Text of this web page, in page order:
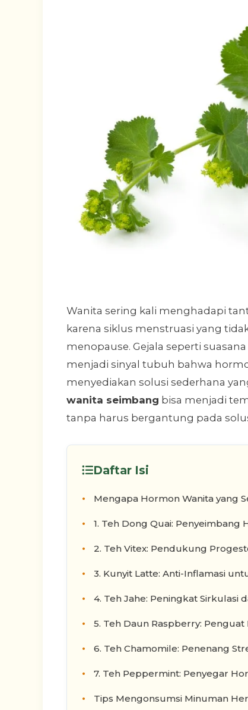
Wanita sering kali menghadapi
karena siklus menstruasi yang
menopause. Gejala seperti
menjadi sinyal tubuh bahwa
menyediakan solusi sederhana
wanita seimbang bisa menjadi
tanpa harus bergantung pada
Daftar Isi
Mengapa Hormon Wanita yang
1. Teh Dong Quai: Penyeimbang
2. Teh Vitex: Pendukung
3. Kunyit Latte: Anti-Inflamasi
4. Teh Jahe: Peningkat Sirkulasi
5. Teh Daun Raspberry: Penguat
6. Teh Chamomile: Penenang
7. Teh Peppermint: Penyegar
Tips Mengonsumsi Minuman